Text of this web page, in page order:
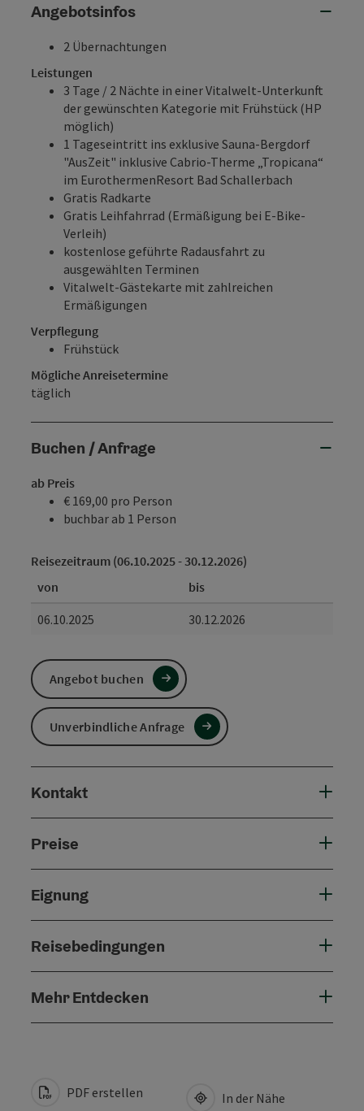
Angebotsinfos
2 Übernachtungen
Leistungen
3 Tage / 2 Nächte in einer Vitalwelt-Unterkunft
der gewünschten Kategorie mit Frühstück (HP
möglich)
1 Tageseintritt ins exklusive Sauna-Bergdorf
"AusZeit" inklusive Cabrio-Therme „Tropicana“
im EurothermenResort Bad Schallerbach
Gratis Radkarte
Gratis Leihfahrrad (Ermäßigung bei E-Bike-
Verleih)
kostenlose geführte Radausfahrt zu
ausgewählten Terminen
Vitalwelt-Gästekarte mit zahlreichen
Ermäßigungen
Verpflegung
Frühstück
Mögliche Anreisetermine
täglich
Buchen / Anfrage
ab Preis
€ 169,00 pro Person
buchbar ab 1 Person
Reisezeitraum (06.10.2025 - 30.12.2026)
von
bis
06.10.2025
30.12.2026
Angebot buchen
Unverbindliche Anfrage
Kontakt
Preise
Eignung
Reisebedingungen
Mehr Entdecken
PDF erstellen In der Nähe